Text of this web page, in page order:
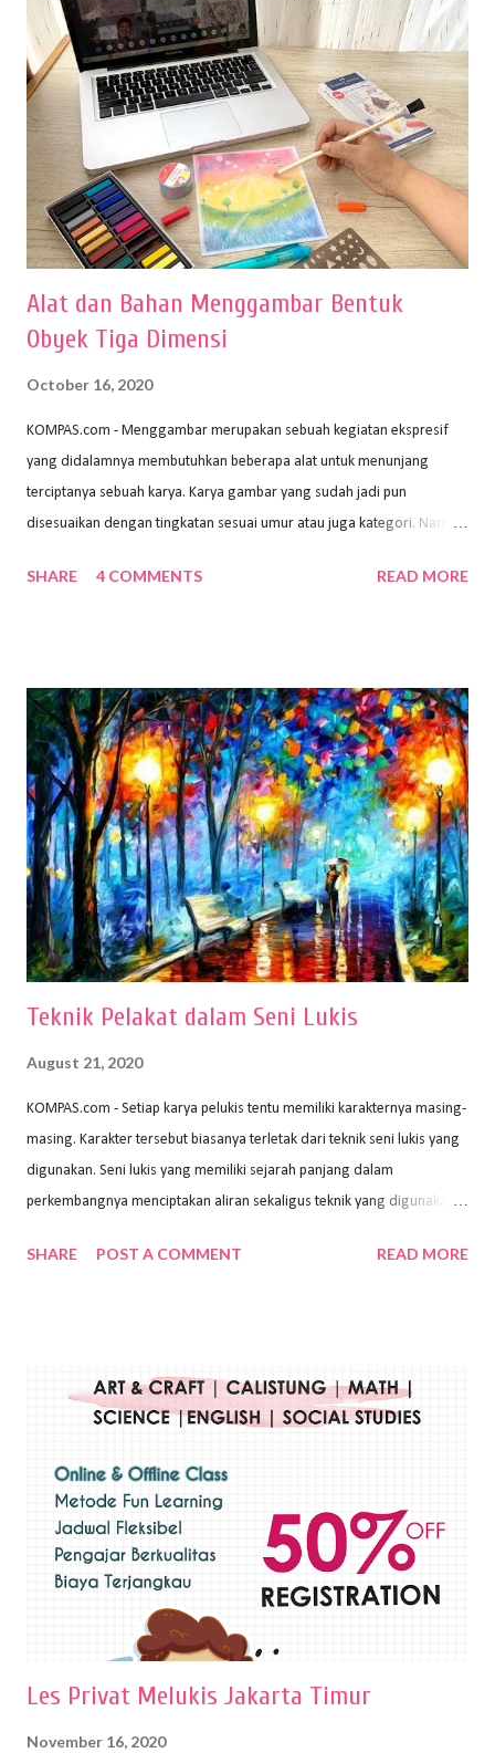
Alat dan Bahan Menggambar Bentuk
Obyek Tiga Dimensi
October 16, 2020
KOMPAS.com - Menggambar merupakan sebuah kegiatan ekspresif
yang didalamnya membutuhkan beberapa alat untuk menunjang
terciptanya sebuah karya. Karya gambar yang sudah jadi pun
disesuaikan dengan tingkatan sesuai umur atau juga kategori. Namun,
sehingga hasilnya bisa dilihat. Peran alat dan bahan sangat
memiliki spesifikasi berbeda sesuai jenisnya. Berikut peralatan
menggambar bentuk: 1. Kertas Gambar Kegiatan menggambar
membutuhkan kertas yang baik agar proses pembuatan gambar lebih
nyaman dan maksimal. Bahan kertas yang baik salah satu syaratnya
adalah tidak mudah sobek, mengingat menggambar merupakan
proses menggores dan menghapus. Kertas adalah bahan yang paling
ideal digunakan untuk menggambar. Dalam menggambar
menggunakan pen...
SHARE 4 COMMENTS READ MORE
Teknik Pelakat dalam Seni Lukis
August 21, 2020
KOMPAS.com - Setiap karya pelukis tentu memiliki karakternya masing-
masing. Karakter tersebut biasanya terletak dari teknik seni lukis yang
digunakan. Seni lukis yang memiliki sejarah panjang dalam
perkembangnya menciptakan aliran sekaligus teknik yang digunakan.
Wayan Kun Adnyana, teknik yang berbeda tentunya akan
menggunakan bahan dasar cat air, cat akrilik, atau cat minyak dengan
sapuan warna cat yang tebal. Dengan memberikan sapuan warna
pelukis untuk menghasilkan lukisan yang mempesona dan tentunya
bernilai tinggi. Ciri teknik plakat Ciri-ciri teknik plakat, yaitu: Sapuan
warna yang kental dan tebal. Hasil lukisan menutupi seluruh bagian
medianya Mem...
SHARE POST A COMMENT READ MORE
Les Privat Melukis Jakarta Timur
November 16, 2020